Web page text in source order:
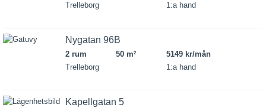
Trelleborg
1:a hand
Nygatan 96B
2 rum 50 m2
5149 kr/mån
Trelleborg
1:a hand
Kapellgatan 5